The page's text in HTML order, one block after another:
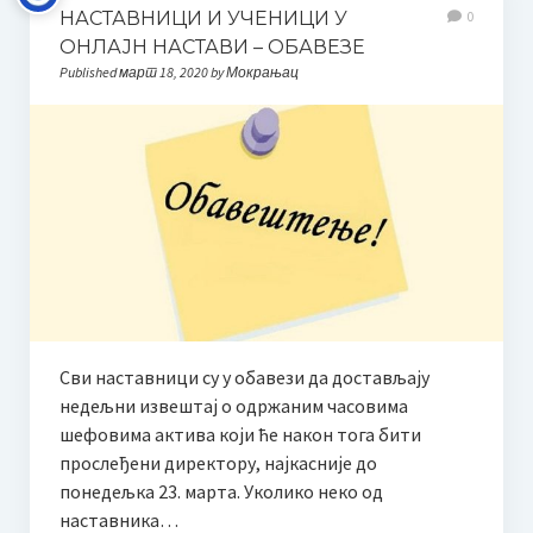
Одлука Наставничког већа о избору уџбеника
Основно музичко образовање
Двогодишње образовање
Четворогодишње образовање
Шестогодишње образовање
Наставни план и програм ОМШ
Годишњи испити у ОМШ
Средње музичко образовање
НАСТАВНИЦИ И УЧЕНИЦИ У
ОНЛАЈН НАСТАВИ – ОБАВЕЗЕ
Published март 18, 2020 by Мокрањац
0
Сви наставници су у обавези да достављају
недељни извештај о одржаним часовима
шефовима актива који ће након тога бити
прослеђени директору, најкасније до
понедељка 23. марта. Уколико неко од
наставника…